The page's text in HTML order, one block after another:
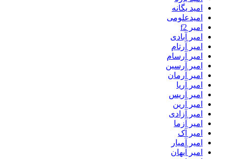
امید یگانه
امیدعلومی
امیر f2
امیر آبادی
امیر آرتام
امیر آرسام
امیر آرسین
امیر آرمان
امیر آریا
امیر آریس
امیر آرین
امیر آزادی
امیر آزما
امیر آک
امیر آمیار
امیر آیهان